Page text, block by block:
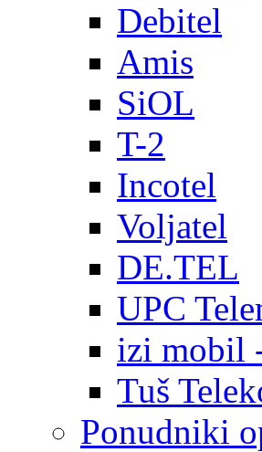
Debitel
Amis
SiOL
T-2
Incotel
Voljatel
DE.TEL
UPC
izi mobil
Tuš
Ponudniki